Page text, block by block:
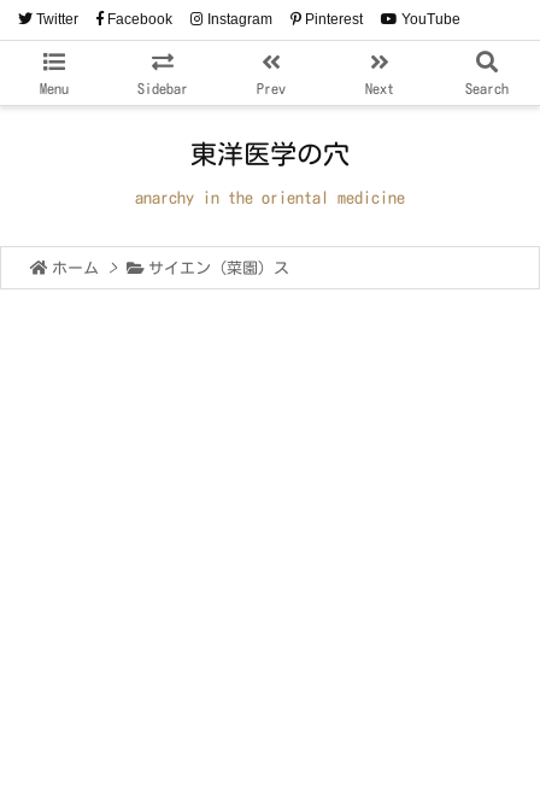
Menu Sidebar Prev Next Search
Twitter Facebook Instagram Pinterest YouTube
RSS
東洋医学の穴
anarchy in the oriental medicine
ホーム > サイエン（菜園）ス